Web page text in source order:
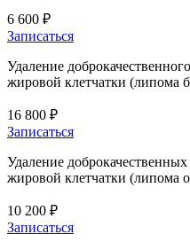
6 600 ₽
Записаться
Удаление
жировой клетчатки (липома
16 800 ₽
Записаться
Удаление
жировой клетчатки (липома
10 200 ₽
Записаться